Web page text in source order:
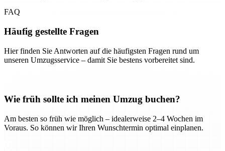
FAQ
Häufig gestellte Fragen
Hier finden Sie Antworten auf die häufigsten Fragen rund um
unseren Umzugsservice – damit Sie bestens vorbereitet sind.
Wie früh sollte ich meinen Umzug buchen?
Am besten so früh wie möglich – idealerweise 2–4 Wochen im
Voraus. So können wir Ihren Wunschtermin optimal einplanen.